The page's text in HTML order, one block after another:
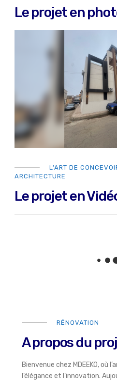
Le projet en
L’ART DE
ARCHITECTURE
Le projet en
RÉNOVATION
A propos du
Bienvenue chez MDEEKO, où
l’élégance et l’innovation.